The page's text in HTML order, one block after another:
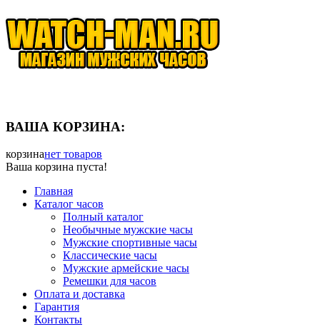
ВАША КОРЗИНА:
корзинанет товаров
Ваша корзина пуста!
Главная
Каталог часов
Полный каталог
Необычные мужские часы
Мужские спортивные часы
Классические часы
Мужские армейские часы
Ремешки для часов
Оплата и доставка
Гарантия
Контакты